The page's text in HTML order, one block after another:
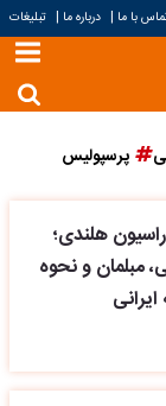
با ما | درباره ما | تبلیغات
پرسپولیس
هلندی؛
مبلمان و نحوه